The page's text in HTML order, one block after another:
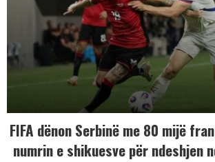
FIFA dënon Serbinë me 80 mijë
numrin e shikuesve për ndeshjen